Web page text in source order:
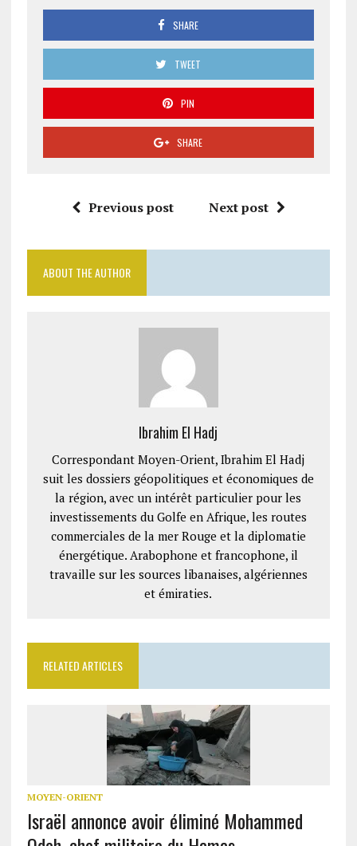
SHARE
TWEET
PIN
SHARE
Previous post Next post
ABOUT THE AUTHOR
Ibrahim El Hadj
Correspondant Moyen-Orient, Ibrahim El Hadj
suit les dossiers géopolitiques et économiques de
la région, avec un intérêt particulier pour les
investissements du Golfe en Afrique, les routes
commerciales de la mer Rouge et la diplomatie
énergétique. Arabophone et francophone, il
travaille sur les sources libanaises, algériennes
et émiraties.
RELATED ARTICLES
MOYEN-ORIENT
Israël annonce avoir éliminé Mohammed